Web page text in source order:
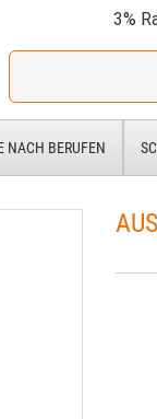
3%
Ich
für:
NACH BERUFEN